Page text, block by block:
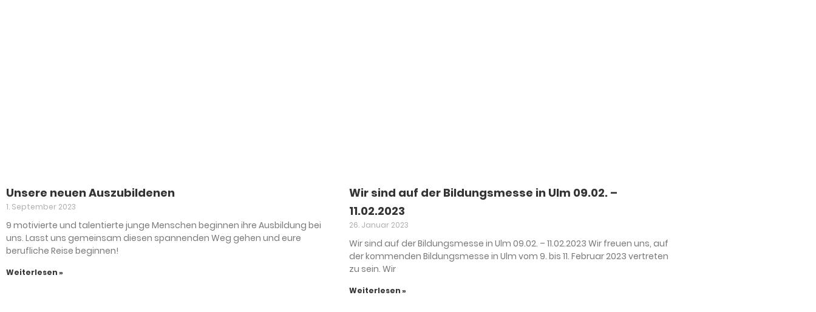
Unsere neuen Auszubildenen
1. September 2023
9 motivierte und talentierte junge Menschen beginnen ihre Ausbildung bei
uns. Lasst uns gemeinsam diesen spannenden Weg gehen und eure
berufliche Reise beginnen!
Weiterlesen »
Wir sind auf der Bildungsmesse in Ulm 09.02. –
11.02.2023
26. Januar 2023
Wir sind auf der Bildungsmesse in Ulm 09.02. – 11.02.2023 Wir freuen uns, auf
der kommenden Bildungsmesse in Ulm vom 9. bis 11. Februar 2023 vertreten
zu sein. Wir
Weiterlesen »